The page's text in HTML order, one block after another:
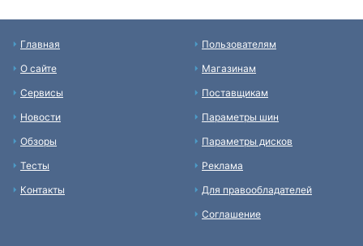
Главная
О сайте
Сервисы
Новости
Обзоры
Тесты
Контакты
Пользователям
Магазинам
Поставщикам
Параметры шин
Параметры дисков
Реклама
Для правообладателей
Соглашение